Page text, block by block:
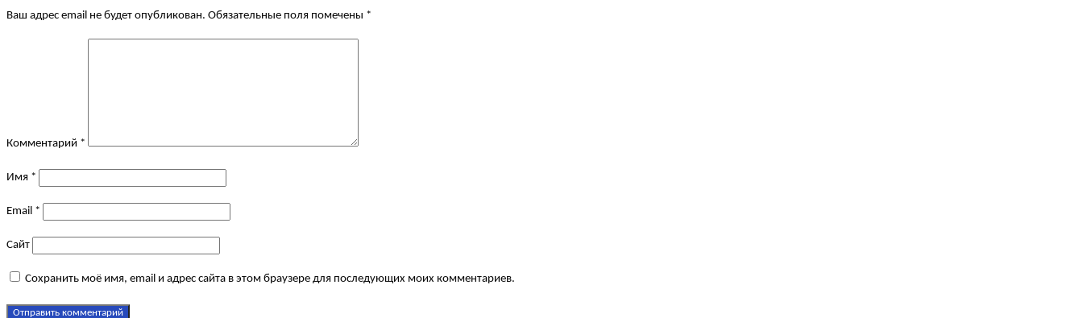
Ваш адрес email не будет опубликован. Обязательные поля помечены *
Комментарий *
Имя *
Email *
Сайт
Сохранить моё имя, email и адрес сайта в этом браузере для последующих моих комментариев.